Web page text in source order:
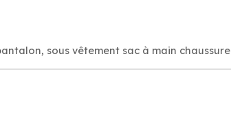
sous vêtement sac à main chaussure